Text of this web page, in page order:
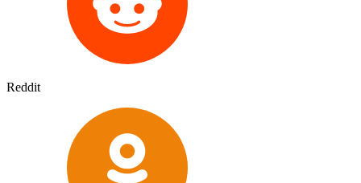
Reddit